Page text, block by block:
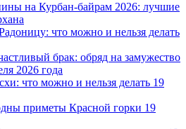
на Курбан-байрам 2026: лучшие
что можно и нельзя делать
брак: обряд на замужество
2026 года
что можно и нельзя делать 19
приметы Красной горки 19